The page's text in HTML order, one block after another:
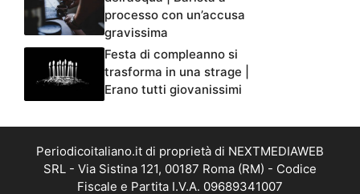
gravissima
Festa di compleanno si
trasforma in una strage |
Erano tutti giovanissimi
Periodicoitaliano.it di proprietà di NEXTMEDIAWEB
SRL - Via Sistina 121, 00187 Roma (RM) - Codice
Fiscale e Partita I.V.A. 09689341007
Periodicoitaliano.it non è una testata giornalistica, in